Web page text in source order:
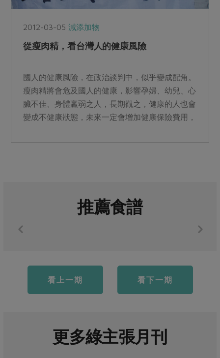
2012-03-05減添加物
從瘦肉精，看台灣人的健康風險
國人的健康風險，在政治談判中，似乎變成配角。
瘦肉精將會危及國人的健康，影響孕婦、幼兒、心
臟不佳、身體羸弱之人，長期觀之，健康的人也會
變成不健康狀態，未來一定會增加健康保險費用，
推薦食譜
看上一期 看下一期
更多綠主張月刊